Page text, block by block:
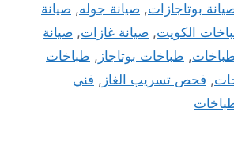
بوتاجازات, صيانة جوله, صيانة
الكويت, صيانة غازات, صيانة
, طباخات بوتاجاز , طباخات
, فحص تسريب الغاز , فني